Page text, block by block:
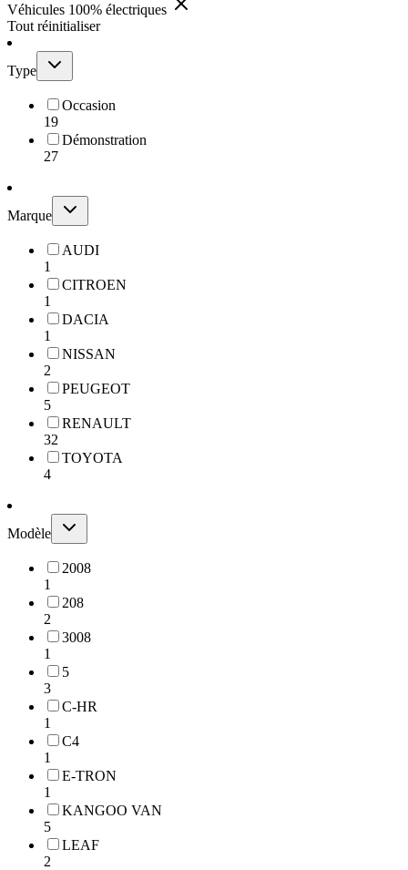
Véhicules 100% électriques
Tout réinitialiser
Type
Occasion
19
Démonstration
27
Marque
AUDI
1
CITROEN
1
DACIA
1
NISSAN
2
PEUGEOT
5
RENAULT
32
TOYOTA
4
Modèle
2008
1
208
2
3008
1
5
3
C-HR
1
C4
1
E-TRON
1
KANGOO VAN
5
LEAF
2